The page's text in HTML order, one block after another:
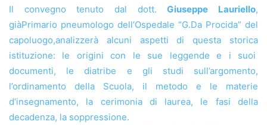
Il convegno tenuto dal dott.Giuseppe Lauriello,
giàPrimario pneumologo dell’Ospedale “G.Da Procida” del
capoluogo,analizzerà alcuni aspetti di questa storica
istituzione: le origini con le sue leggende e i suoi
documenti, le diatribe e gli studi sull’argomento,
l’ordinamento della Scuola, il metodo e le materie
d’insegnamento, la cerimonia di laurea, le fasi della
decadenza, la soppressione.